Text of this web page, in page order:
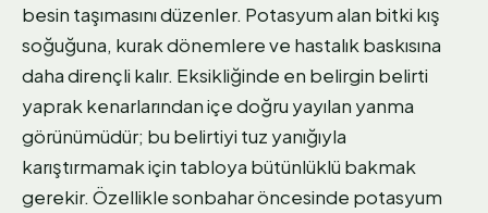
besin taşımasını düzenler. Potasyum alan bitki kış
soğuğuna, kurak dönemlere ve hastalık baskısına
daha dirençli kalır. Eksikliğinde en belirgin belirti
yaprak kenarlarından içe doğru yayılan yanma
görünümüdür; bu belirtiyi tuz yanığıyla
karıştırmamak için tabloya bütünlüklü bakmak
gerekir. Özellikle sonbahar öncesinde potasyum